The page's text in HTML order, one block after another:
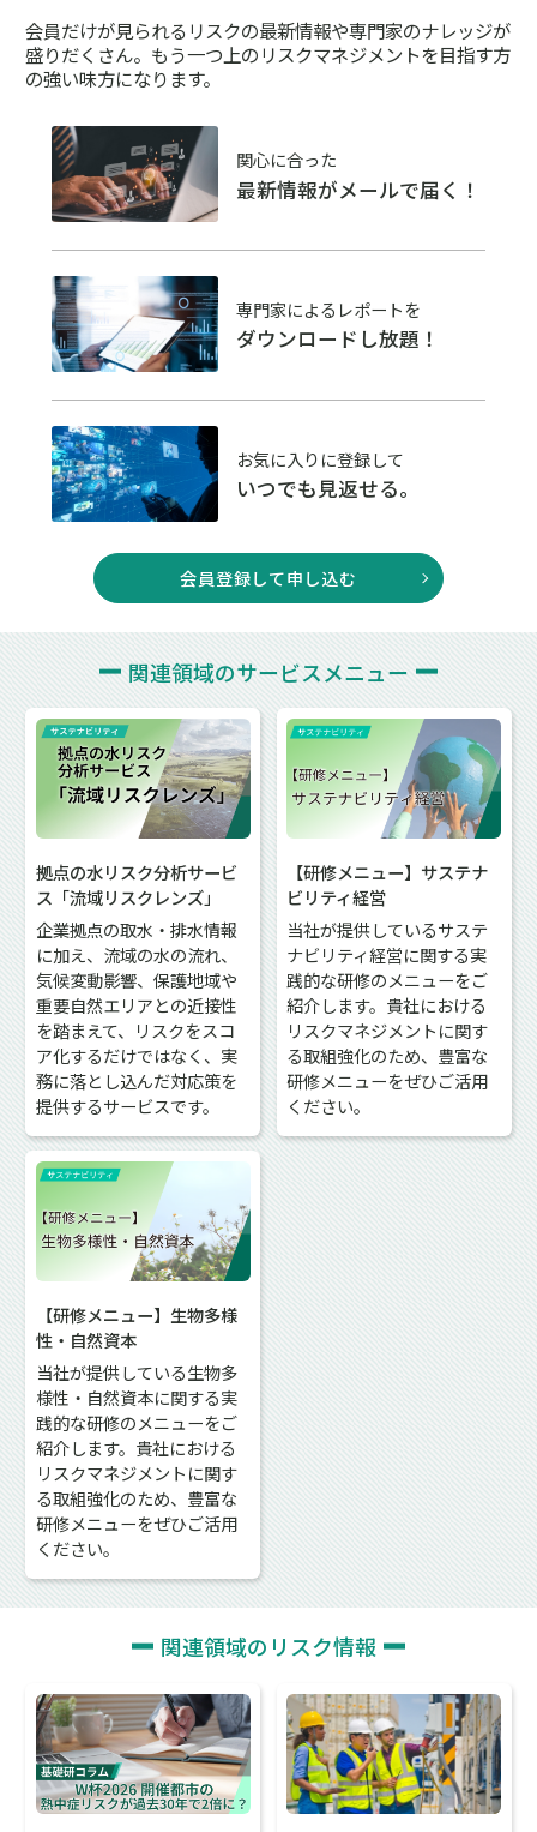
会員だけが見られるリスクの最新情報や専門家のナレッジが
盛りだくさん。 もう一つ上のリスクマネジメントを目指す方
の強い味方になります。
関心に合った
最新情報がメールで届く！
専門家によるレポートを
ダウンロードし放題！
お気に入りに登録して
いつでも見返せる。
会員登録して申し込む
関連領域のサービスメニュー
拠点の水リスク分析サービ
ス「流域リスクレンズ」
企業拠点の取水・排水情報
に加え、流域の水の流れ、
気候変動影響、保護地域や
重要自然エリアとの近接性
を踏まえて、リスクをスコ
ア化するだけではなく、実
務に落とし込んだ対応策を
提供するサービスです。
【研修メニュー】サステナ
ビリティ経営
当社が提供しているサステ
ナビリティ経営に関する実
践的な研修のメニューをご
紹介します。貴社における
リスクマネジメントに関す
る取組強化のため、豊富な
研修メニューをぜひご活用
ください。
【研修メニュー】生物多様
性・自然資本
当社が提供している生物多
様性・自然資本に関する実
践的な研修のメニューをご
紹介します。貴社における
リスクマネジメントに関す
る取組強化のため、豊富な
研修メニューをぜひご活用
ください。
関連領域のリスク情報